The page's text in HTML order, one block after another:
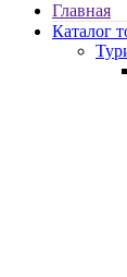
Главная
Каталог